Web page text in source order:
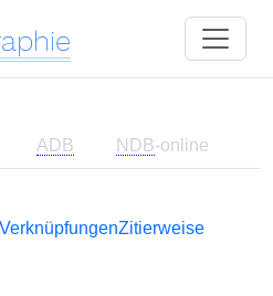
ADB NDB-online
Zitierweise